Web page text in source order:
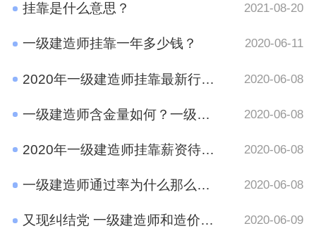
挂靠是什么意思？ 2021-08-20
一级建造师挂靠一年多少钱？ 2020-06-11
2020年一级建造师挂靠最新行情 竟然是这样 2020-06-08
一级建造师含金量如何？一级建造师挂靠前景 2020-06-08
2020年一级建造师挂靠薪资待遇如何？ 2020-06-08
一级建造师通过率为什么那么低?原因有哪些呢？ 2020-06-08
又现纠结党 一级建造师和造价工程师考哪个好？ 2020-06-09